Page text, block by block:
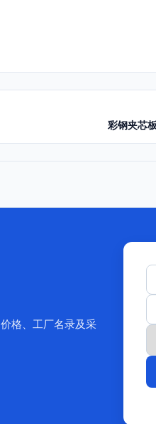
彩钢夹芯
格、工厂名录及采